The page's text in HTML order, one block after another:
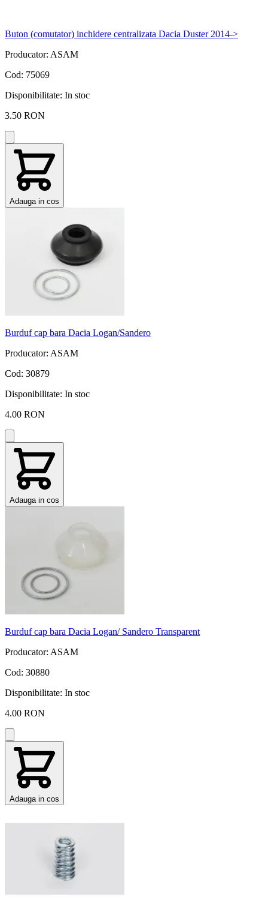
Buton (comutator) inchidere centralizata Dacia Duster 2014->
Producator: ASAM
Cod: 75069
Disponibilitate: In stoc
3.50 RON
Adauga in cos
Burduf cap bara Dacia Logan/Sandero
Producator: ASAM
Cod: 30879
Disponibilitate: In stoc
4.00 RON
Adauga in cos
Burduf cap bara Dacia Logan/ Sandero Transparent
Producator: ASAM
Cod: 30880
Disponibilitate: In stoc
4.00 RON
Adauga in cos